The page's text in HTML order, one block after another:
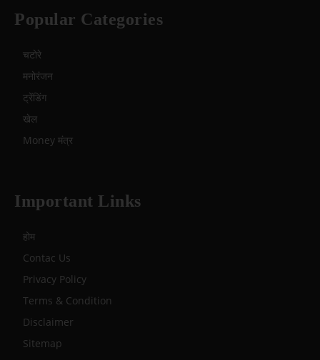
Popular Categories
चटोरे
मनोरंजन
ट्रेंडिंग
खेल
Money मंत्र
Important Links
होम
Contac Us
Privacy Policy
Terms & Condition
Disclaimer
Sitemap